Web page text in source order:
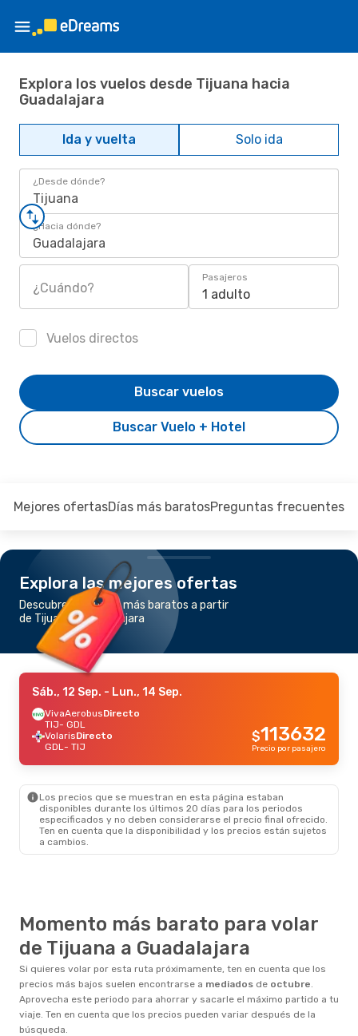
Explora los vuelos desde Tijuana hacia
Guadalajara
Ida y vuelta Solo ida
¿Desde dónde?
Tijuana
¿Hacia dónde?
Guadalajara
¿Cuándo?
Pasajeros
1 adulto
Vuelos directos
Buscar Vuelo + Hotel
Buscar vuelos
Mejores ofertasDías más baratosPreguntas frecuentes
Explora las mejores ofertas
Descubre los vuelos más baratos a partir
de Tijuana a Guadalajara
Sáb., 12 Sep. - Lun., 14 Sep.
VivaAerobusDirecto
TIJ- GDL
VolarisDirecto
GDL- TIJ
113632
$
Precio por pasajero
Los precios que se muestran en esta página estaban
disponibles durante los últimos 20 días para los periodos
especificados y no deben considerarse el precio final ofrecido.
Ten en cuenta que la disponibilidad y los precios están sujetos
a cambios.
Momento más barato para volar
de Tijuana a Guadalajara
Si quieres volar por esta ruta próximamente, ten en cuenta que los
precios más bajos suelen encontrarse a mediados de octubre.
Aprovecha este periodo para ahorrar y sacarle el máximo partido a tu
viaje. Ten en cuenta que los precios pueden variar después de la
búsqueda.